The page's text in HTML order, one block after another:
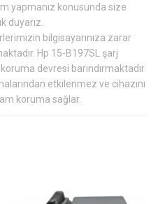
yapmanız konusunda size
duyarız.
bilgisayarınıza zarar
Hp 15-B197SL şarj
devresi barındırmaktadır
etkilenmez ve cihazını
koruma sağlar.